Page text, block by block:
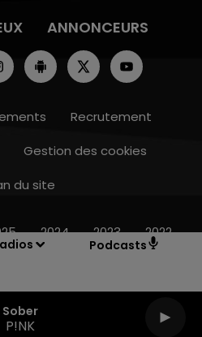
Podcasts
Sober
P!NK
ANNONCEURS
Recrutement
Gestion des cookies
du site
2024 2023 2022